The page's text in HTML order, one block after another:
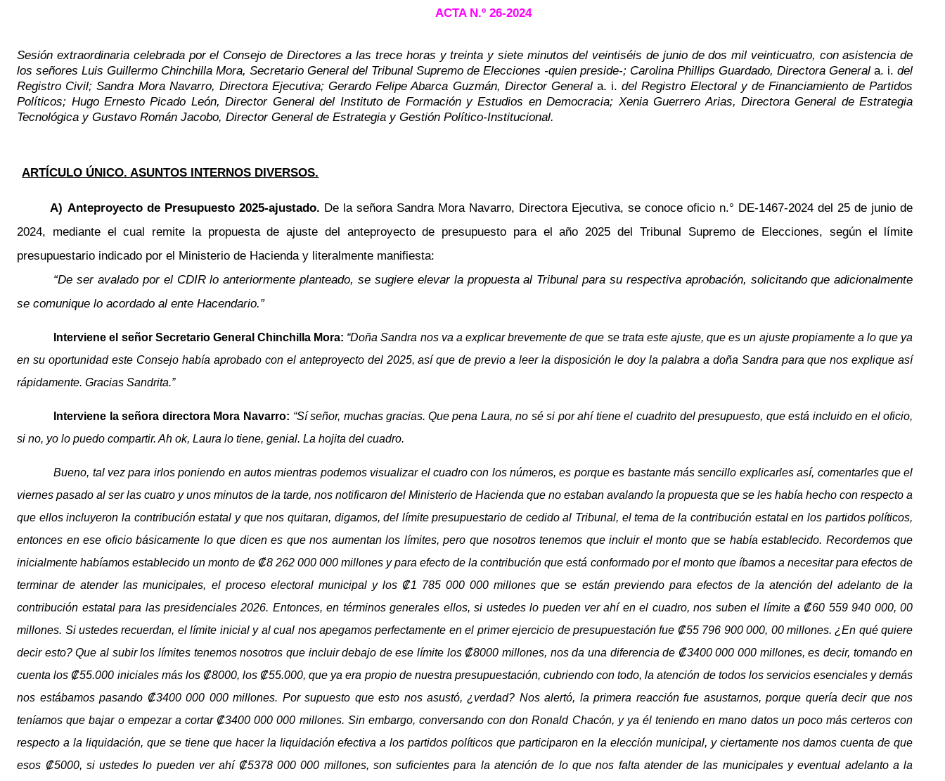
ACTA N.º26-2024
Sesión extraordinaria celebrada por el Consejo de Directores a las trece horas y treinta y siete minutos del veintiséis de junio de dos mil veinticuatro, con asistencia de
los señores Luis Guillermo Chinchilla Mora, Secretario General del Tribunal Supremo de Elecciones -quien preside-; Carolina Phillips Guardado, Directora Generala. i. del
Registro Civil; Sandra Mora Navarro, Directora Ejecutiva; Gerardo Felipe Abarca Guzmán, Director Generala. i. del Registro Electoral y de Financiamiento de Partidos
Políticos; Hugo Ernesto Picado León, Director General del Instituto de Formación y Estudios en Democracia; Xenia Guerrero Arias, Directora General de Estrategia
Tecnológica y Gustavo Román Jacobo, Director General de Estrategia y Gestión Político-Institucional.
ARTÍCULO ÚNICO. ASUNTOS INTERNOS DIVERSOS.
A) Anteproyecto de Presupuesto 2025-ajustado. De la señora Sandra Mora Navarro, Directora Ejecutiva, se conoce oficio n.° DE-1467-2024 del 25 de junio de
2024, mediante el cual remite la propuesta de ajuste del anteproyecto de presupuesto para el año 2025 del Tribunal Supremo de Elecciones, según el límite
presupuestario indicado por el Ministerio de Hacienda y literalmente manifiesta:
“De ser avalado por el CDIR lo anteriormente planteado, se sugiere elevar la propuesta al Tribunal para su respectiva aprobación, solicitando que adicionalmente
se comunique lo acordado al ente Hacendario.”
Interviene el señor Secretario General Chinchilla Mora: “Doña Sandra nos va a explicar brevemente de que se trata este ajuste, que es un ajuste propiamente a lo que ya
en su oportunidad este Consejo había aprobado con el anteproyecto del 2025, así que de previo a leer la disposición le doy la palabra a doña Sandra para que nos explique así
rápidamente. Gracias Sandrita.”
Interviene la señora directora Mora Navarro: “Sí señor, muchas gracias. Que pena Laura, no sé si por ahí tiene el cuadrito del presupuesto, que está incluido en el oficio,
si no, yo lo puedo compartir. Ah ok, Laura lo tiene, genial. La hojita del cuadro.
Bueno, tal vez para irlos poniendo en autos mientras podemos visualizar el cuadro con los números, es porque es bastante más sencillo explicarles así, comentarles que el
viernes pasado al ser las cuatro y unos minutos de la tarde, nos notificaron del Ministerio de Hacienda que no estaban avalando la propuesta que se les había hecho con respecto a
que ellos incluyeron la contribución estatal y que nos quitaran, digamos, del límite presupuestario de cedido al Tribunal, el tema de la contribución estatal en los partidos políticos,
entonces en ese oficio básicamente lo que dicen es que nos aumentan los límites, pero que nosotros tenemos que incluir el monto que se había establecido. Recordemos que
inicialmente habíamos establecido un monto de ₡8 262 000 000 millones y para efecto de la contribución que está conformado por el monto que íbamos a necesitar para efectos de
terminar de atender las municipales, el proceso electoral municipal y los ₡1 785 000 000 millones que se están previendo para efectos de la atención del adelanto de la
contribución estatal para las presidenciales 2026. Entonces, en términos generales ellos, si ustedes lo pueden ver ahí en el cuadro, nos suben el límite a ₡60 559 940 000, 00
millones. Si ustedes recuerdan, el límite inicial y al cual nos apegamos perfectamente en el primer ejercicio de presupuestación fue ₡55 796 900 000, 00 millones. ¿En qué quiere
decir esto? Que al subir los límites tenemos nosotros que incluir debajo de ese límite los ₡8000 millones, nos da una diferencia de ₡3400 000 000 millones, es decir, tomando en
cuenta los ₡55.000 iniciales más los ₡8000, los ₡55.000, que ya era propio de nuestra presupuestación, cubriendo con todo, la atención de todos los servicios esenciales y demás
nos estábamos pasando ₡3400 000 000 millones. Por supuesto que esto nos asustó, ¿verdad? Nos alertó, la primera reacción fue asustarnos, porque quería decir que nos
teníamos que bajar o empezar a cortar ₡3400 000 000 millones. Sin embargo, conversando con don Ronald Chacón, y ya él teniendo en mano datos un poco más certeros con
respecto a la liquidación, que se tiene que hacer la liquidación efectiva a los partidos políticos que participaron en la elección municipal, y ciertamente nos damos cuenta de que
esos ₡5000, si ustedes lo pueden ver ahí ₡5378 000 000 millones, son suficientes para la atención de lo que nos falta atender de las municipales y eventual adelanto a la